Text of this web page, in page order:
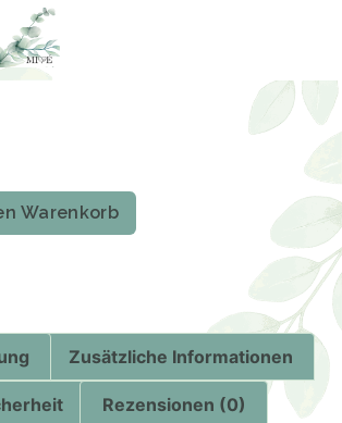
Warenkorb
Zusätzliche Informationen
Rezensionen (0)